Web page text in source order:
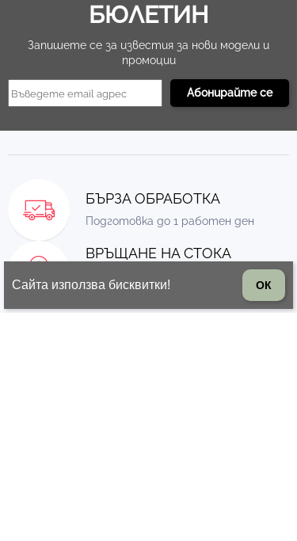
БЮЛЕТИН
Запишете се за известия за нови модели и
промоции
БЪРЗА ОБРАБОТКА
Подготовка до 1 работен ден
ВРЪЩАНЕ НА СТОКА
стоката
Сайта използва бисквитки! ОК